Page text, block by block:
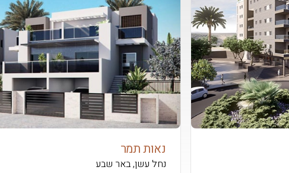
נאות תמר
נחל עשן, באר שבע